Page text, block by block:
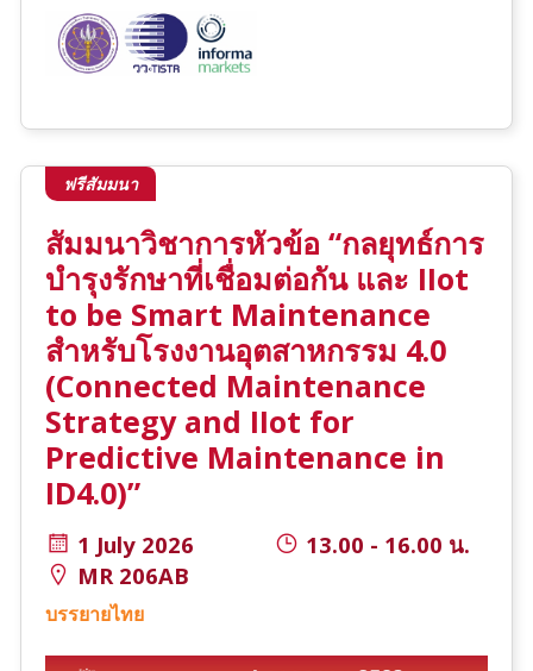
ฟรีสัมมนา
สัมมนาวิชาการหัวข้อ “กลยุทธ์การ
บำรุงรักษาที่เชื่อมต่อกัน และ IIot
to be Smart Maintenance
สำหรับโรงงานอุตสาหกรรม 4.0
(Connected Maintenance
Strategy and IIot for
Predictive Maintenance in
ID4.0)”
1 July 2026
13.00 - 16.00 น.
MR 206AB
บรรยายไทย